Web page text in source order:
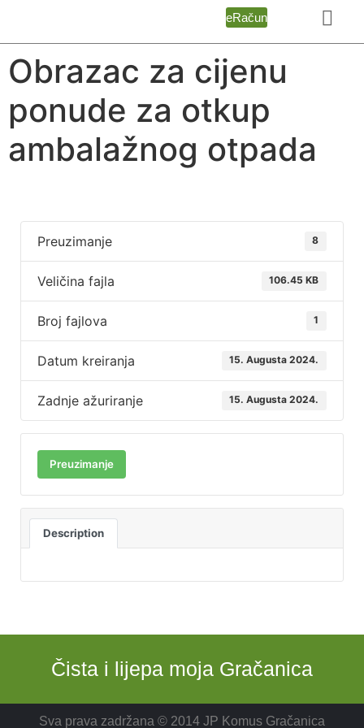
eRačun
Obrazac za cijenu
ponude za otkup
ambalažnog otpada
Preuzimanje 8
Veličina fajla 106.45 KB
Broj fajlova 1
Datum kreiranja 15. Augusta 2024.
Zadnje ažuriranje 15. Augusta 2024.
Preuzimanje
Description
Čista i lijepa moja Gračanica
Sva prava zadržana © 2014 JP Komus Gračanica